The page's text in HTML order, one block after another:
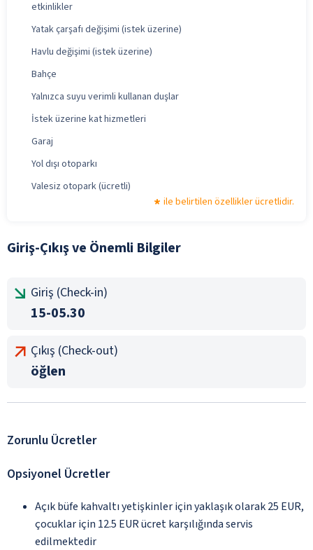
etkinlikler
Yatak çarşafı değişimi (istek üzerine)
Havlu değişimi (istek üzerine)
Bahçe
Yalnızca suyu verimli kullanan duşlar
İstek üzerine kat hizmetleri
Garaj
Yol dışı otoparkı
Valesiz otopark (ücretli)
ile belirtilen özellikler ücretlidir.
Giriş-Çıkış ve Önemli Bilgiler
Giriş (Check-in)
15-05.30
Çıkış (Check-out)
öğlen
Zorunlu Ücretler
Opsiyonel Ücretler
Açık büfe kahvaltı yetişkinler için yaklaşık olarak 25 EUR,
çocuklar için 12.5 EUR ücret karşılığında servis
edilmektedir